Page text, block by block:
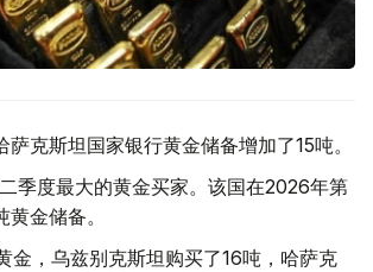
克斯坦国家银行黄金储备增加了15吨。
季度最大的黄金买家。该国在2026年第
金储备。
金，乌兹别克斯坦购买了16吨，哈萨克